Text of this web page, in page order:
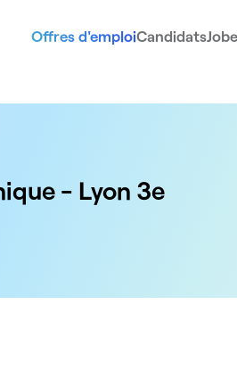
Offres d'emploiCandidats
- Lyon 3e